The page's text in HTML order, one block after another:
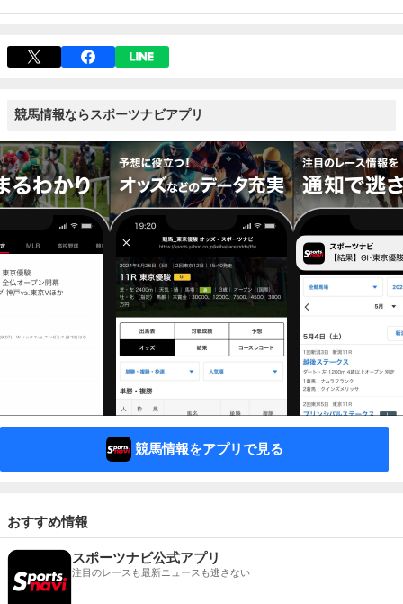
競馬情報ならスポーツナビアプリ
競馬情報をアプリで見る
おすすめ情報
スポーツナビ公式アプリ
注目のレースも最新ニュースも逃さない